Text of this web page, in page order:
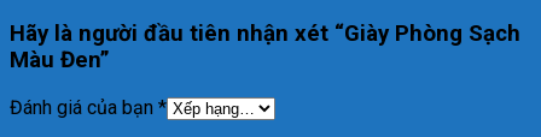
Hãy là người đầu tiên nhận xét “Giày Phòng Sạch
Màu Đen”
Đánh giá của bạn *